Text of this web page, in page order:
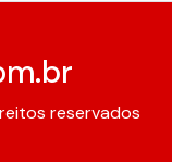
reservados